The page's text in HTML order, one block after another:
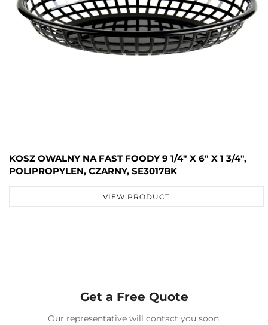
KOSZ OWALNY NA FAST FOODY 9 1/4" X 6" X 1 3/4",
POLIPROPYLEN, CZARNY, SE3017BK
VIEW PRODUCT
Get a Free Quote
Our representative will contact you soon.